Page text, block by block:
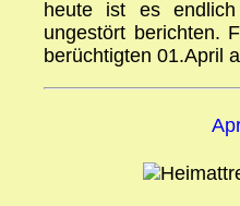
heute ist es
ungestört berichten.
berüchtigten 01.April